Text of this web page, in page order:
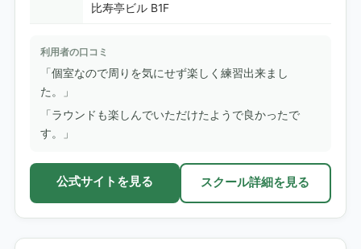
比寿亭ビル B1F
利用者の口コミ
「個室なので周りを気にせず楽しく練習出来まし
た。」
「ラウンドも楽しんでいただけたようで良かったで
す。」
公式サイトを見る スクール詳細を見る